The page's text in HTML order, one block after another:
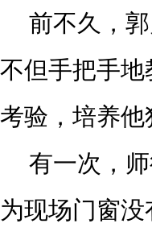
前不久，
不但手把手
考验，培养他
有一次，
为现场门窗